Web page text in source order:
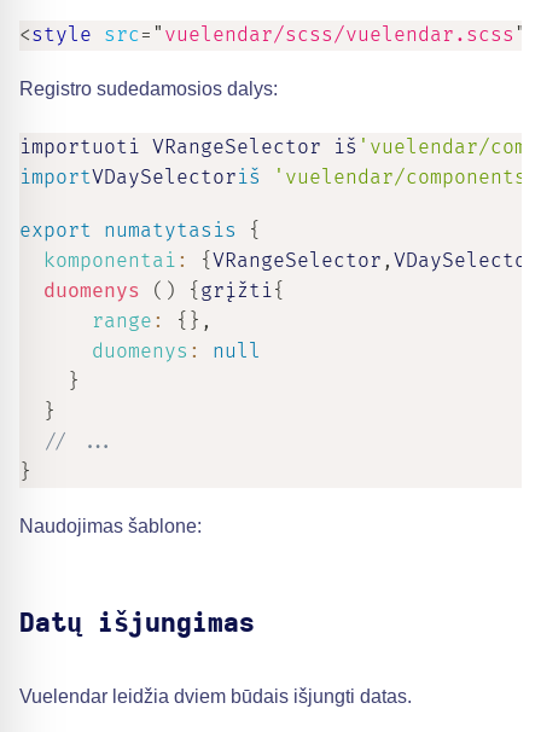
<style src = " vuelendar/scss/vuelendar.scss "
Registro sudedamosios dalys:
importuoti VRangeSelector iš 'vuelendar/
importVDaySelectoriš 'vuelendar/
export numatytasis
{
komponentai : { VRangeSelector , VDaySelector
duomenys
( ) { grįžti{
range : { } ,
duomenys :
null
}
}
// ...
}
Naudojimas šablone:
Datų išjungimas
Vuelendar leidžia dviem būdais išjungti datas.